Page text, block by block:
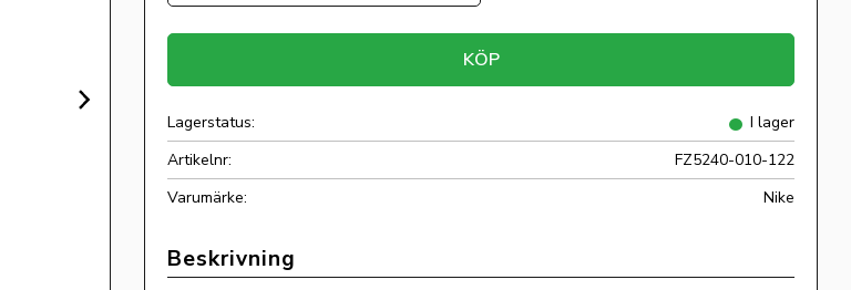
KÖP
Lagerstatus
I lager
Artikelnr
FZ5240-010-122
Nike